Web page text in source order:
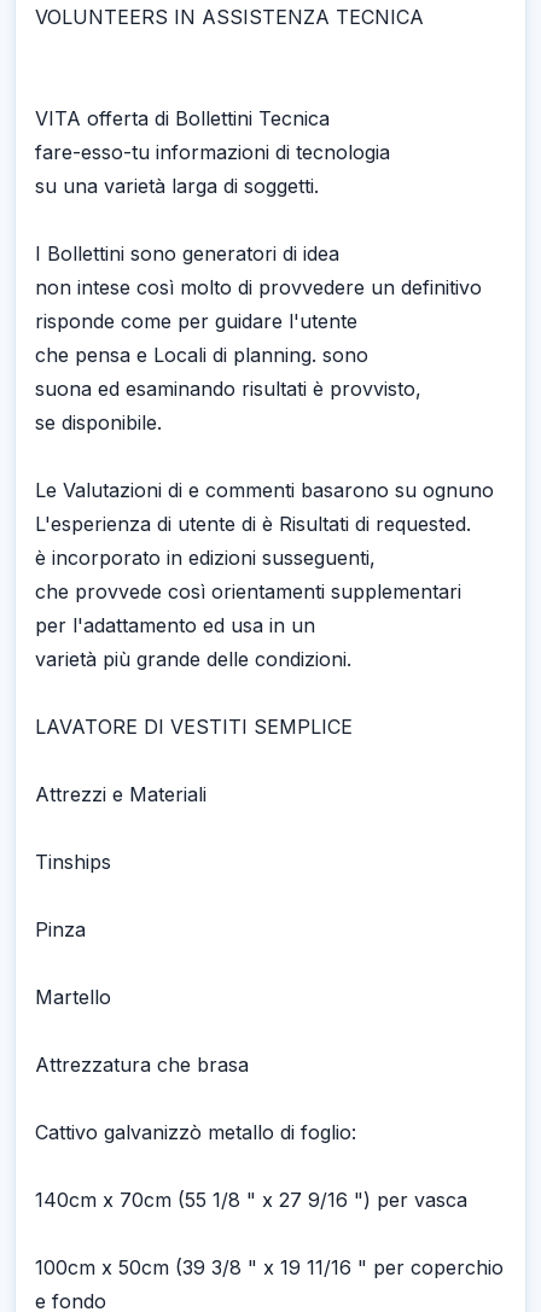
VOLUNTEERS IN ASSISTENZA TECNICA
VITA offerta di Bollettini Tecnica
fare-esso-tu informazioni di tecnologia
su una varietà larga di soggetti.
I Bollettini sono generatori di idea
non intese così molto di provvedere un definitivo
risponde come per guidare l'utente
che pensa e Locali di planning. sono
suona ed esaminando risultati è provvisto,
se disponibile.
Le Valutazioni di e commenti basarono su ognuno
L'esperienza di utente di è Risultati di requested.
è incorporato in edizioni susseguenti,
che provvede così orientamenti supplementari
per l'adattamento ed usa in un
varietà più grande delle condizioni.
LAVATORE DI VESTITI SEMPLICE
Attrezzi e Materiali
Tinships
Pinza
Martello
Attrezzatura che brasa
Cattivo galvanizzò metallo di foglio:
140cm x 70cm (55 1/8 " x 27 9/16 ") per vasca
100cm x 50cm (39 3/8 " x 19 11/16 " per coperchio
e fondo